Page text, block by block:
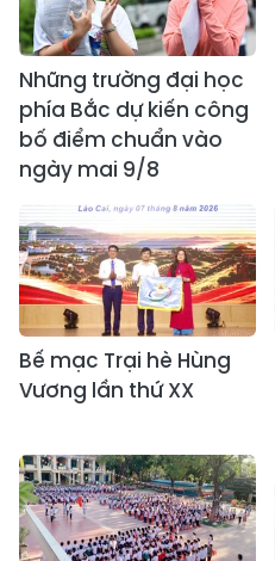
Những trường đại học
phía Bắc dự kiến công
bố điểm chuẩn vào
ngày mai 9/8
Bế mạc Trại hè Hùng
Vương lần thứ XX